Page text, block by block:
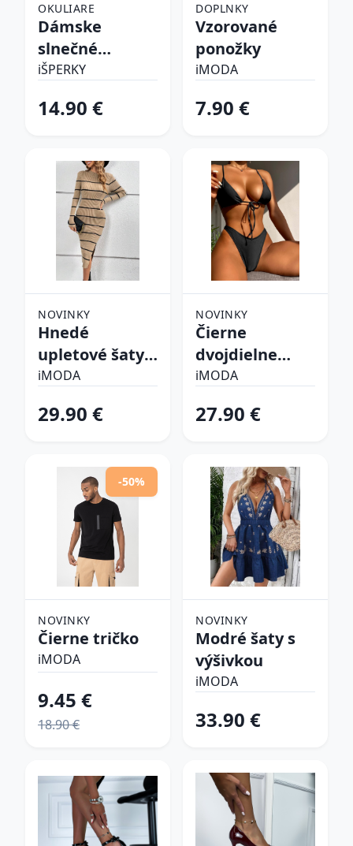
OKULIARE
Dámske
slnečné
okuliare
iŠPERKY
14.90 €
DOPLNKY
Vzorované
ponožky
iMODA
7.90 €
NOVINKY
Hnedé
upletové šaty
prúžkované
iMODA
29.90 €
NOVINKY
Čierne
dvojdielne
plavky
iMODA
27.90 €
-50%
NOVINKY
Čierne tričko
iMODA
9.45 €
18.90 €
NOVINKY
Modré šaty s
výšivkou
iMODA
33.90 €